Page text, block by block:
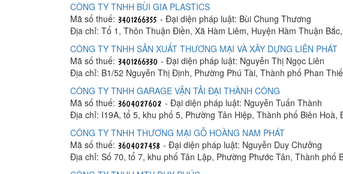
CÔNG TY TNHH BÙI GIA PLASTICS
Mã số thuế:
- Đại diện pháp luật: Bùi Chung Thương
Địa chỉ: Tổ 1, Thôn Thuận Điền, Xã Hàm Liêm, Huyện Hàm Thuận
CÔNG TY TNHH SẢN XUẤT THƯƠNG MẠI VÀ XÂY DỰNG LIÊN PHÁT
Mã số thuế:
- Đại diện pháp luật: Nguyễn Thị Ngọc Liên
Địa chỉ: B1/52 Nguyễn Thị Định, Phường Phú Tài, Thành phố Phan
CÔNG TY TNHH GARAGE VẬN TẢI ĐẠI THÀNH CÔNG
Mã số thuế:
- Đại diện pháp luật: Nguyễn Tuấn Thành
Địa chỉ: I19A, tổ 5, khu phố 5, Phường Tân Hiệp, Thành phố Biên Hoà,
CÔNG TY TNHH THƯƠNG MẠI GỖ HOÀNG NAM PHÁT
Mã số thuế:
- Đại diện pháp luật: Nguyễn Duy Chưởng
Địa chỉ: Số 70, tổ 7, khu phố Tân Lập, Phường Phước Tân, Thành phố